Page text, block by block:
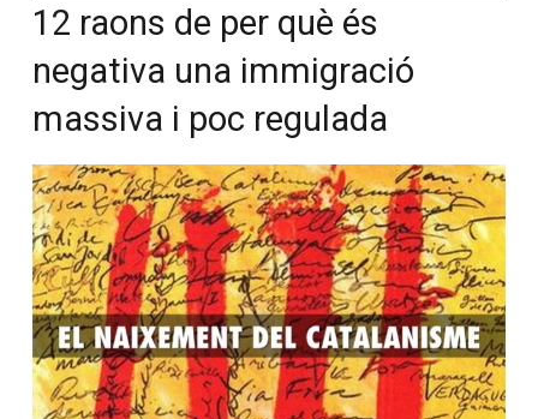
12 raons de per què és
negativa una immigració
massiva i poc regulada